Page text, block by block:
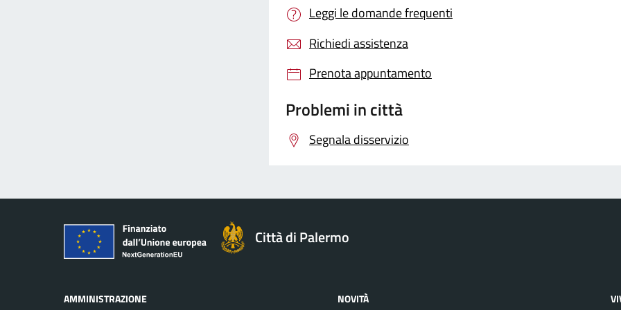
Leggi le domande frequenti
Richiedi assistenza
Prenota appuntamento
Problemi in città
Segnala disservizio
Città di Palermo
AMMINISTRAZIONE NOVITÀ